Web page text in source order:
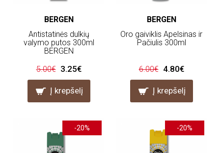
BERGEN
Antistatinės dulkių
valymo putos 300ml
BERGEN
5.00€ 3.25€
Į krepšelį
BERGEN
Oro gaiviklis Apelsinas ir
Pačiulis 300ml
6.00€ 4.80€
Į krepšelį
-20% -20%